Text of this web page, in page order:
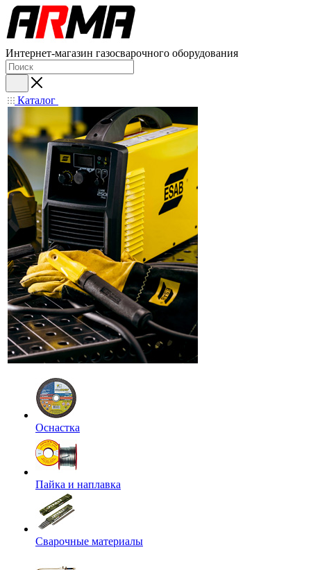
Интернет-магазин газосварочного оборудования
Каталог
Оснастка
Пайка и наплавка
Сварочные материалы